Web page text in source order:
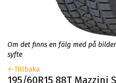
Om det finns en fälg med på
syfte
Tillbaka
195/60R15 88T Mazzini